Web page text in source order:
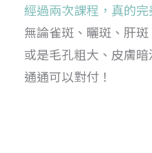
經過兩次課程 ，真的
無論雀斑、曬斑、肝斑
或是毛孔粗大、皮膚
通通可以對付！